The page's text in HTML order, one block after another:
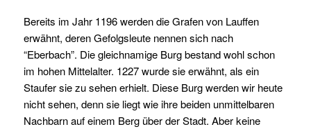
Bereits im Jahr 1196 werden die Grafen von Lauffen
erwähnt, deren Gefolgsleute nennen sich nach
“Eberbach”. Die gleichnamige Burg bestand wohl schon
im hohen Mittelalter. 1227 wurde sie erwähnt, als ein
Staufer sie zu sehen erhielt. Diese Burg werden wir heute
nicht sehen, denn sie liegt wie ihre beiden unmittelbaren
Nachbarn auf einem Berg über der Stadt. Aber keine